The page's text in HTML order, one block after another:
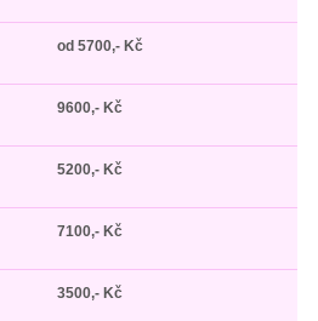
od 5700,- Kč
9600,- Kč
5200,- Kč
7100,- Kč
3500,- Kč